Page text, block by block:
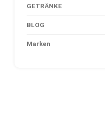
GETRÄNKE
BLOG
Marken